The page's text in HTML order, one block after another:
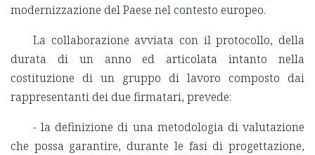
modernizzazione del Paese nel contesto europeo.
La collaborazione avviata con il protocollo, della
durata di un anno ed articolata intanto nella
costituzione di un gruppo di lavoro composto dai
rappresentanti dei due firmatari, prevede:
- la definizione di una metodologia di valutazione
che possa garantire, durante le fasi di progettazione,